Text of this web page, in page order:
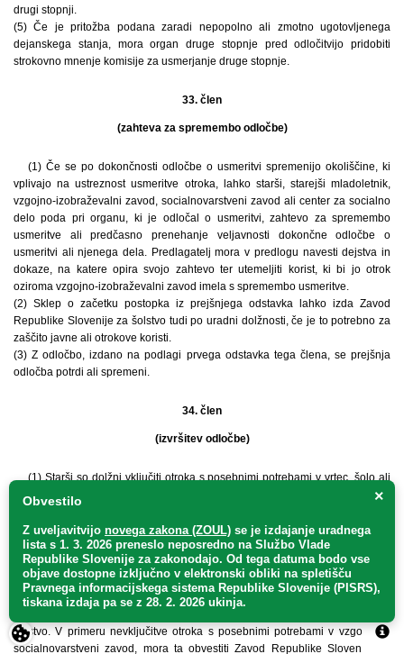
drugi stopnji.
(5) Če je pritožba podana zaradi nepopolno ali zmotno ugotovljenega
dejanskega stanja, mora organ druge stopnje pred odločitvijo pridobiti
strokovno mnenje komisije za usmerjanje druge stopnje.
33. člen
(zahteva za spremembo odločbe)
(1) Če se po dokončnosti odločbe o usmeritvi spremenijo okoliščine, ki
vplivajo na ustreznost usmeritve otroka, lahko starši, starejši mladoletnik,
vzgojno-izobraževalni zavod, socialnovarstveni zavod ali center za socialno
delo poda pri organu, ki je odločal o usmeritvi, zahtevo za spremembo
usmeritve ali predčasno prenehanje veljavnosti dokončne odločbe o
usmeritvi ali njenega dela. Predlagatelj mora v predlogu navesti dejstva in
dokaze, na katere opira svojo zahtevo ter utemeljiti korist, ki bi jo otrok
oziroma vzgojno-izobraževalni zavod imela s spremembo usmeritve.
(2) Sklep o začetku postopka iz prejšnjega odstavka lahko izda Zavod
Republike Slovenije za šolstvo tudi po uradni dolžnosti, če je to potrebno za
zaščito javne ali otrokove koristi.
(3) Z odločbo, izdano na podlagi prvega odstavka tega člena, se prejšnja
odločba potrdi ali spremeni.
34. člen
(izvršitev odločbe)
(1) Starši so dolžni vključiti otroka s posebnimi potrebami v vrtec, šolo ali
zavod v skladu z dokončno odločbo o usmeritvi v roku 15 dni od njene
(2) Vrtec, šola ali zavod, v katerega mora biti otrok s posebnimi potrebami v
skladu z dokončno odločbo o usmeritvi vključen, mora otroka s posebnimi
potrebami vključiti.
(3) Če se otrok s posebnimi potrebami v roku iz prvega odstavka ne vključi v
vzgojno-izobraževalni zavod, kamor je bil usmerjen, mora ta nemudoma
šolstvo. V primeru nevključitve otroka s posebnimi potrebami v vzgojni ali
socialnovarstveni zavod, mora ta obvestiti Zavod Republike Slovenije za
×
Obvestilo
Z uveljavitvijo novega zakona (ZOUL) se je izdajanje uradnega
lista s 1. 3. 2026 preneslo neposredno na Službo Vlade
Republike Slovenije za zakonodajo. Od tega datuma bodo vse
objave dostopne izključno v elektronski obliki na spletišču
Pravnega informacijskega sistema Republike Slovenije (PISRS),
tiskana izdaja pa se z 28. 2. 2026 ukinja.